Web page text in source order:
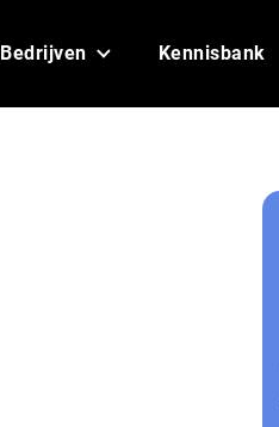
Bedrijven Kennisbank